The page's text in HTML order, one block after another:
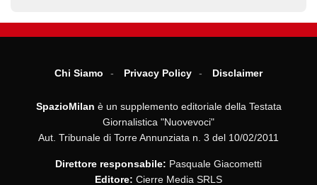
Chi Siamo Privacy Policy Disclaimer
SpazioMilan è un supplemento editoriale della Testata
Giornalistica "Nuovevoci"
Aut. Tribunale di Torre Annunziata n. 3 del 10/02/2011
Direttore responsabile: Pasquale Giacometti
Editore: Cierre Media SRLS